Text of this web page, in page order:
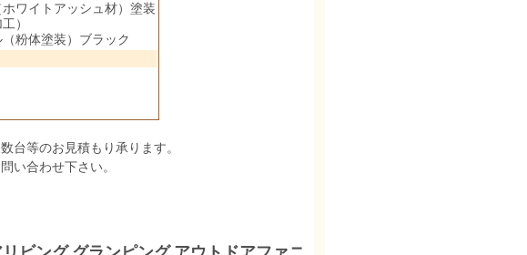
ワイトアッシュ材）塗装
）
粉体塗装）ブラック
台等のお見積もり承ります。
い合わせ下さい。